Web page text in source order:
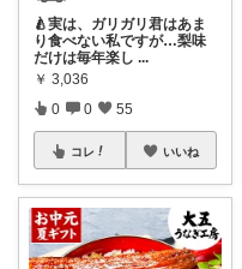
🍐実は、ガリガリ君はあま
り食べない私ですが…梨味
だけは毎年楽し ...
￥ 3,036
0 0 55
コレ いいね